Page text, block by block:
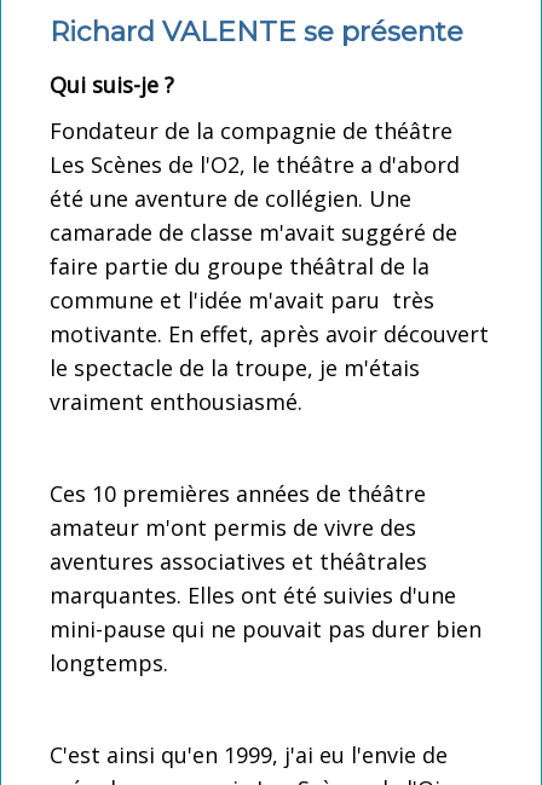
La carte club LSDO
Partenaires
Les liens coup de coeur
Coulisses : Statuts, réglement intérieur
Richard VALENTE se présente
Qui suis-je ?
Fondateur de la compagnie de théâtre
Les Scènes de l'O2, le théâtre a d'abord
été une aventure de collégien. Une
camarade de classe m'avait suggéré de
faire partie du groupe théâtral de la
commune et l'idée m'avait paru très
motivante. En effet, après avoir découvert
le spectacle de la troupe, je m'étais
vraiment enthousiasmé.
Ces 10 premières années de théâtre
amateur m'ont permis de vivre des
aventures associatives et théâtrales
marquantes. Elles ont été suivies d'une
mini-pause qui ne pouvait pas durer bien
longtemps.
C'est ainsi qu'en 1999, j'ai eu l'envie de